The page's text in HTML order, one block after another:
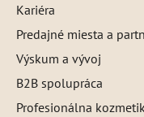
Kariéra
Predajné miesta a
Výskum a vývoj
B2B spolupráca
Profesionálna